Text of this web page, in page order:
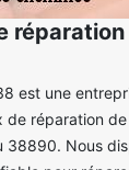
est une
de réparation
38890. Nous